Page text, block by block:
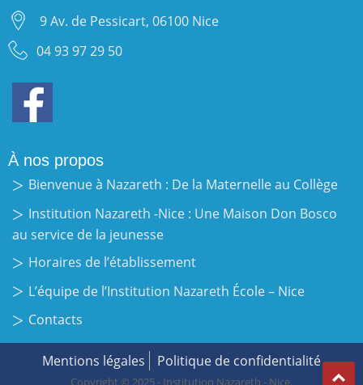
9 Av. de Pessicart, 06100 Nice
04 93 97 29 50
À nos propos
Bienvenue à Nazareth : De la Maternelle au Collège
Institution Nazareth -Nice : Une Maison Don Bosco
au service de la jeunesse
Horaires de l’établissement
L’équipe de l’Institution Nazareth École – Nice
Contacts
Mentions légales Politique de confidentialité
Copyright © 2025 - Institution Nazareth - Nice.